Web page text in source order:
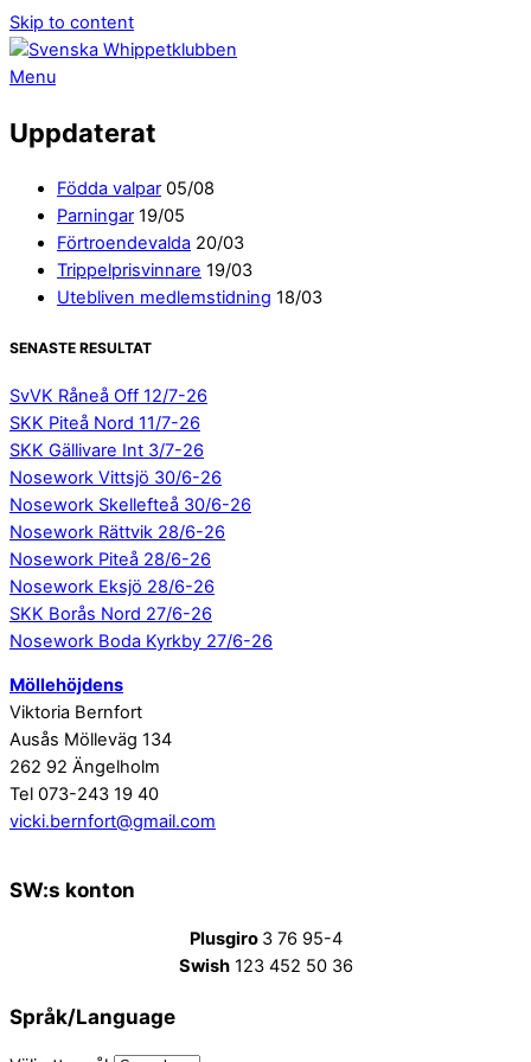
Skip to content
Menu
Uppdaterat
Födda valpar 05/08
Parningar 19/05
Förtroendevalda 20/03
Trippelprisvinnare 19/03
Utebliven medlemstidning 18/03
SENASTE RESULTAT
SvVK Råneå Off 12/7-26
SKK Piteå Nord 11/7-26
SKK Gällivare Int 3/7-26
Nosework Vittsjö 30/6-26
Nosework Skellefteå 30/6-26
Nosework Rättvik 28/6-26
Nosework Piteå 28/6-26
Nosework Eksjö 28/6-26
SKK Borås Nord 27/6-26
Nosework Boda Kyrkby 27/6-26
Möllehöjdens
Viktoria Bernfort
Ausås Mölleväg 134
262 92 Ängelholm
Tel 073-243 19 40
vicki.bernfort@gmail.com
SW:s konton
Plusgiro 3 76 95-4
Swish123 452 50 36
Språk/Language